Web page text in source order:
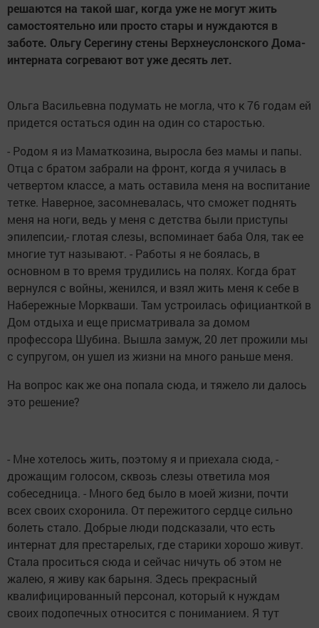
решаются на такой шаг, когда уже не могут жить
самостоятельно или просто стары и нуждаются в
заботе. Ольгу Серегину стены Верхнеуслонского Дома-
интерната согревают вот уже десять лет.
Ольга Васильевна подумать не могла, что к 76 годам ей
придется остаться один на один со старостью.
- Родом я из Маматкозина, выросла без мамы и папы.
Отца с братом забрали на фронт, когда я училась в
четвертом классе, а мать оставила меня на воспитание
тетке. Наверное, засомневалась, что сможет поднять
меня на ноги, ведь у меня с детства были приступы
эпилепсии,- глотая слезы, вспоминает баба Оля, так ее
многие тут называют. - Работы я не боялась, в
основном в то время трудились на полях. Когда брат
вернулся с войны, женился, и взял жить меня к себе в
Набережные Моркваши. Там устроилась официанткой в
Дом отдыха и еще присматривала за домом
профессора Шубина. Вышла замуж, 20 лет прожили мы
с супругом, он ушел из жизни на много раньше меня.
На вопрос как же она попала сюда, и тяжело ли далось
это решение?
- Мне хотелось жить, поэтому я и приехала сюда, -
дрожащим голосом, сквозь слезы ответила моя
собеседница. - Много бед было в моей жизни, почти
всех своих схоронила. От пережитого сердце сильно
болеть стало. Добрые люди подсказали, что есть
интернат для престарелых, где старики хорошо живут.
Стала проситься сюда и сейчас ничуть об этом не
жалею, я живу как барыня. Здесь прекрасный
квалифицированный персонал, который к нуждам
своих подопечных относится с пониманием. Я тут